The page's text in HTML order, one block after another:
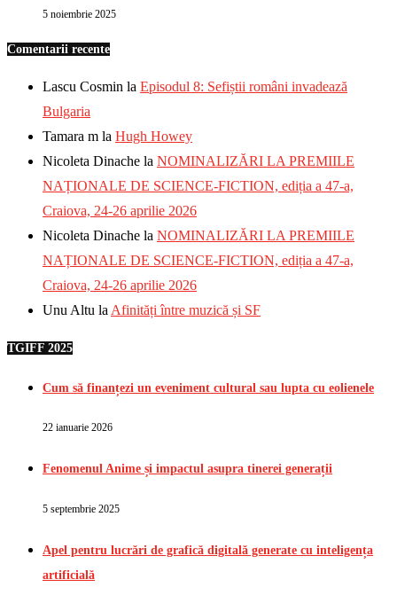
5 noiembrie 2025
Comentarii recente
Lascu Cosmin la Episodul 8: Sefiștii români invadează
Bulgaria
Tamara m la Hugh Howey
Nicoleta Dinache la NOMINALIZĂRI LA PREMIILE
NAȚIONALE DE SCIENCE-FICTION, ediția a 47-a,
Craiova, 24-26 aprilie 2026
Nicoleta Dinache la NOMINALIZĂRI LA PREMIILE
NAȚIONALE DE SCIENCE-FICTION, ediția a 47-a,
Craiova, 24-26 aprilie 2026
Unu Altu la Afinități între muzică și SF
TGIFF 2025
Cum să finanțezi un eveniment cultural sau lupta cu eolienele
22 ianuarie 2026
Fenomenul Anime și impactul asupra tinerei generații
5 septembrie 2025
Apel pentru lucrări de grafică digitală generate cu inteligența
artificială